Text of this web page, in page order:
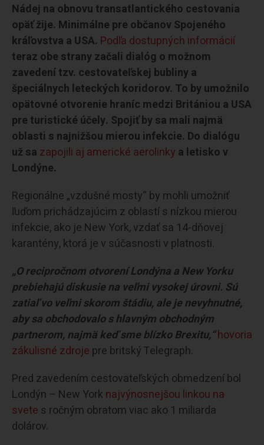
Nádej na obnovu transatlantického cestovania
opäť žije. Minimálne pre občanov Spojeného
kráľovstva a USA. Podľa dostupných informácií
teraz obe strany začali dialóg o možnom
zavedení tzv. cestovateľskej bubliny a
špeciálnych leteckých koridorov. To by umožnilo
opätovné otvorenie hraníc medzi Britániou a USA
pre turistické účely. Spojiť by sa mali najmä
oblasti s najnižšou mierou infekcie. Do dialógu
už sa zapojili aj americké aerolinky a letisko v
Londýne.
Regionálne „vzdušné mosty“ by mohli umožniť
ľuďom prichádzajúcim z oblastí s nízkou mierou
infekcie, ako je New York, vzdať sa 14-dňovej
karantény, ktorá je v súčasnosti v platnosti.
„O recipročnom otvorení Londýna a New Yorku
prebiehajú diskusie na veľmi vysokej úrovni. Sú
zatiaľ vo veľmi skorom štádiu, ale je nevyhnutné,
aby sa obchodovalo s hlavným obchodným
partnerom, najmä keď sme blízko Brexitu,“ hovoria
zákulisné zdroje pre britský Telegraph.
Pred zavedením cestovateľských obmedzení bol
Londýn – New York najvýnosnejšou linkou na
svete s ročným obratom viac ako 1 miliarda
dolárov.